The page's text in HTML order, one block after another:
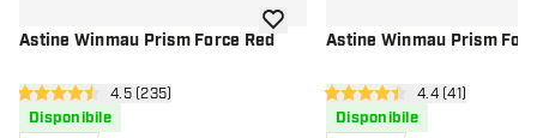
Astine Winmau Prism Force Red
apri pannello recensioni
4.5 stelle di valutazione
4.5 (235)
Disponibile
aggiungi alla lista dei desideri
Astine Winmau Prism
apri pannello
4.4 stelle di valutazione
4.4 (41)
Disponibile